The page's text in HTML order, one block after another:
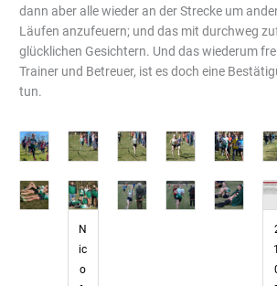
dann aber alle wieder an der Strecke um
Läufen anzufeuern; und das mit durchweg
glücklichen Gesichtern. Und das wiederum
Trainer und Betreuer, ist es doch eine
tun.
N
ic
o